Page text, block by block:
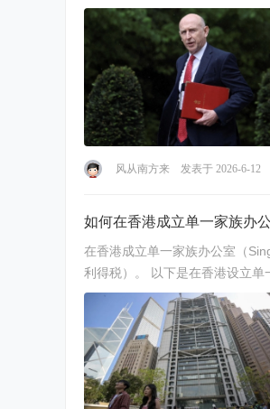
风从南方来 发表于 2026-6-12
如何在香港成立单一家族办
在香港成立单一家族办公室（
利得税）。 以下是在香港设立单